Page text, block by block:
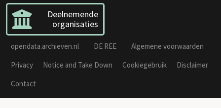
Deelnemende
organisaties
opendata.archieven.nl DE REE
Algemene voorwaarden
Privacy
Notice and Take Down Cookiegebruik
Disclaimer
Contact